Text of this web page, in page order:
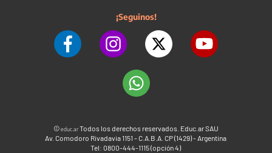
¡Seguinos!
©educ.arTodos los derechos reservados. Educ.ar SAU
Av. Comodoro Rivadavia 1151 - C.A.B.A. CP (1429) - Argentina
Tel: 0800-444-1115 (opción 4)